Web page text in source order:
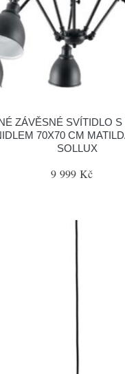
ZÁVĚSNÉ SVÍTIDLO
70X70 CM
SOLLUX
9 999 Kč